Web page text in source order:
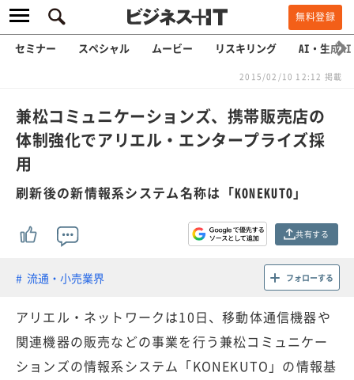
無料登録
セミナー スペシャル ムービー リスキリング AI・生成AI
2015/02/10 12:12 掲載
兼松コミュニケーションズ、携帯販売店の
体制強化でアリエル・エンタープライズ採
用
刷新後の新情報系システム名称は「KONEKUTO」
共有する
流通・小売業界 フォローする
アリエル・ネットワークは10日、移動体通信機器や
関連機器の販売などの事業を行う兼松コミュニケー
ションズの情報系システム「KONEKUTO」の情報基